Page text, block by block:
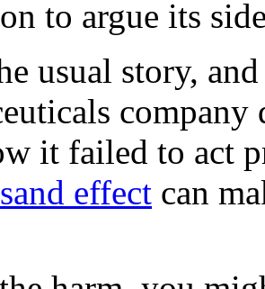
to argue its
usual story,
company
it failed to act
effect can